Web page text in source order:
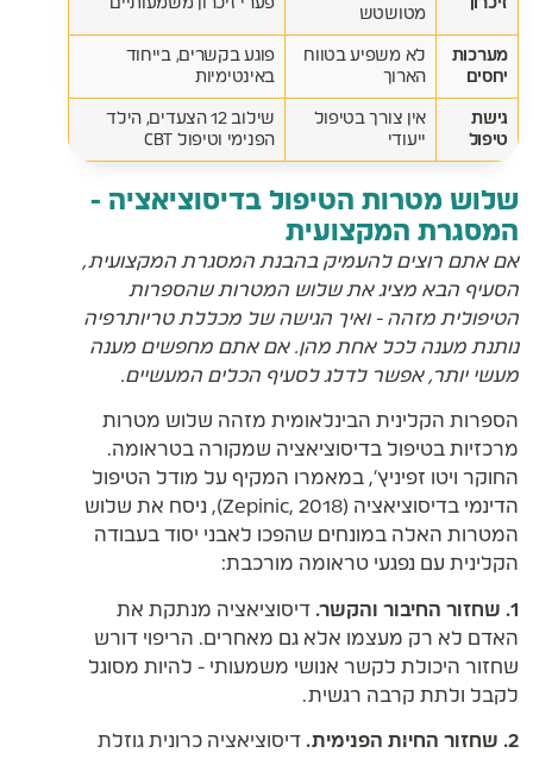
זיכרון
מטושטש
פערי זיכרון משמעותיים
מערכות
יחסים
לא משפיע בטווח
הארוך
פוגע בקשרים, בייחוד
באינטימיות
גישת
טיפול
אין צורך בטיפול
ייעודי
שילוב 12 הצעדים, הילד
הפנימי וטיפול CBT
שלוש מטרות הטיפול בדיסוציאציה -
המסגרת המקצועית
אם אתם רוצים להעמיק בהבנת המסגרת המקצועית,
הסעיף הבא מציג את שלוש המטרות שהספרות
הטיפולית מזהה - ואיך הגישה של מכללת טריותרפיה
נותנת מענה לכל אחת מהן. אם אתם מחפשים מענה
מעשי יותר, אפשר לדלג לסעיף הכלים המעשיים.
הספרות הקלינית הבינלאומית מזהה שלוש מטרות
מרכזיות בטיפול בדיסוציאציה שמקורה בטראומה.
החוקר ויטו זפיניץ', במאמרו המקיף על מודל הטיפול
הדינמי בדיסוציאציה (Zepinic, 2018), ניסח את שלוש
המטרות האלה במונחים שהפכו לאבני יסוד בעבודה
הקלינית עם נפגעי טראומה מורכבת:
1. שחזור החיבור והקשר.
דיסוציאציה מנתקת את
האדם לא רק מעצמו אלא גם מאחרים. הריפוי דורש
שחזור היכולת לקשר אנושי משמעותי - להיות מסוגל
לקבל ולתת קרבה רגשית.
2. שחזור החיוּת הפנימית.
דיסוציאציה כרונית גוזלת